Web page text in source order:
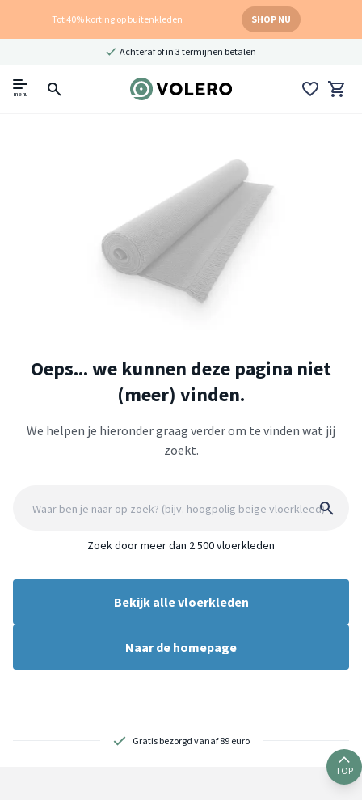
Tot 40% korting op buitenkleden SHOP NU
Achteraf of in 3 termijnen betalen
menu
Oeps... we kunnen deze pagina niet
(meer) vinden.
We helpen je hieronder graag verder om te vinden wat jij
zoekt.
Zoek door meer dan 2.500 vloerkleden
Bekijk alle vloerkleden
Naar de homepage
Gratis bezorgd vanaf 89 euro
TOP